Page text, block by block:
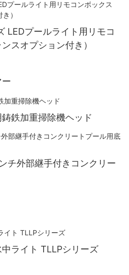
LEDプールライト用リモコ
スオプション付き）
鉄加重掃除機ヘッド
チ外部継手付きコンクリー
ライト TLLPシリーズ